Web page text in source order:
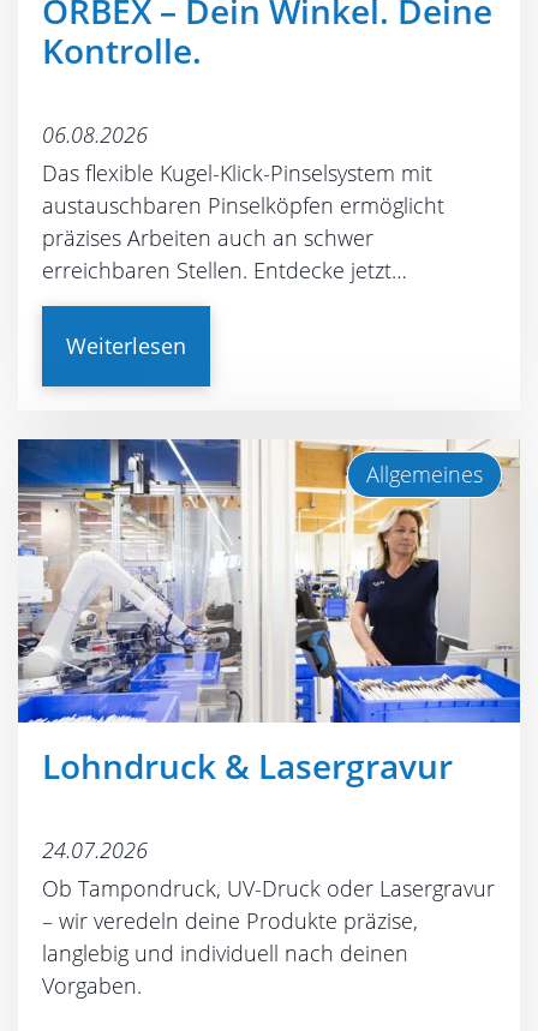
ORBEX – Dein Winkel. Deine
Kontrolle.
06.08.2026
Das flexible Kugel-Klick-Pinselsystem mit
austauschbaren Pinselköpfen ermöglicht
präzises Arbeiten auch an schwer
erreichbaren Stellen. Entdecke jetzt…
Weiterlesen
Allgemeines
Lohndruck & Lasergravur
24.07.2026
Ob Tampondruck, UV-Druck oder Lasergravur
– wir veredeln deine Produkte präzise,
langlebig und individuell nach deinen
Vorgaben.